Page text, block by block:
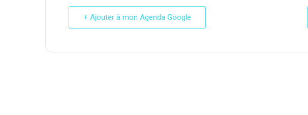
+ Ajouter à mon Agenda Google